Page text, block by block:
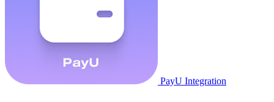
PayU Integration